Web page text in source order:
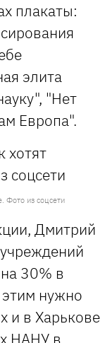
плакаты:
элита
"Нет
Европа".
Фото из соцсети
Дмитрий
30% в
этим нужно
и в Харькове
НАНУ в